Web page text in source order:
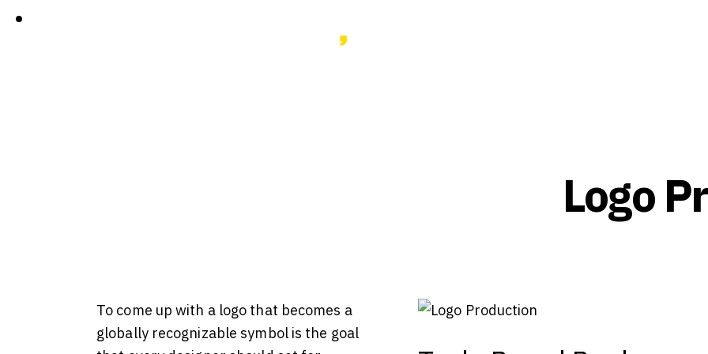
Logo
To come up with a logo that becomes a
globally recognizable symbol is the goal